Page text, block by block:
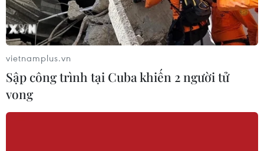
vietnamplus.vn
Sập công trình tại Cuba khiến 2 người tử
vong